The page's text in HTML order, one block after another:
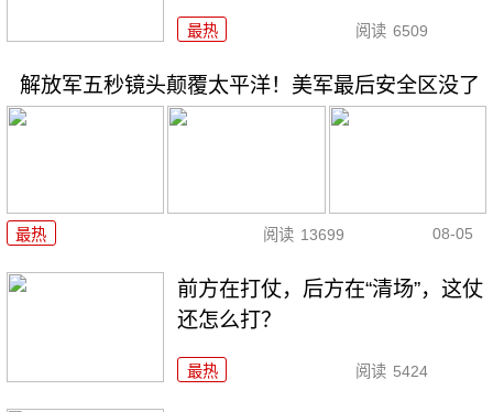
最热 阅读 6509
解放军五秒镜头颠覆太平洋！美军最后安全区没了
最热 阅读 13699 08-05
前方在打仗，后方在“清场”，这仗
还怎么打？
最热 阅读 5424